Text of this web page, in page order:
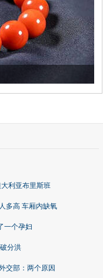
利亚布里斯班
多高 车厢内缺氧
一个孕妇
分洪
交部：两个原因